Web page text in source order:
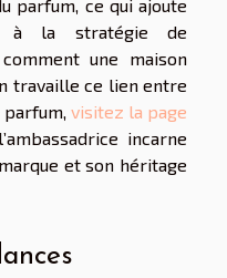
parfum, ce qui ajoute
à la stratégie de
une maison
travaille ce lien entre
visitez la page
incarne
et son héritage